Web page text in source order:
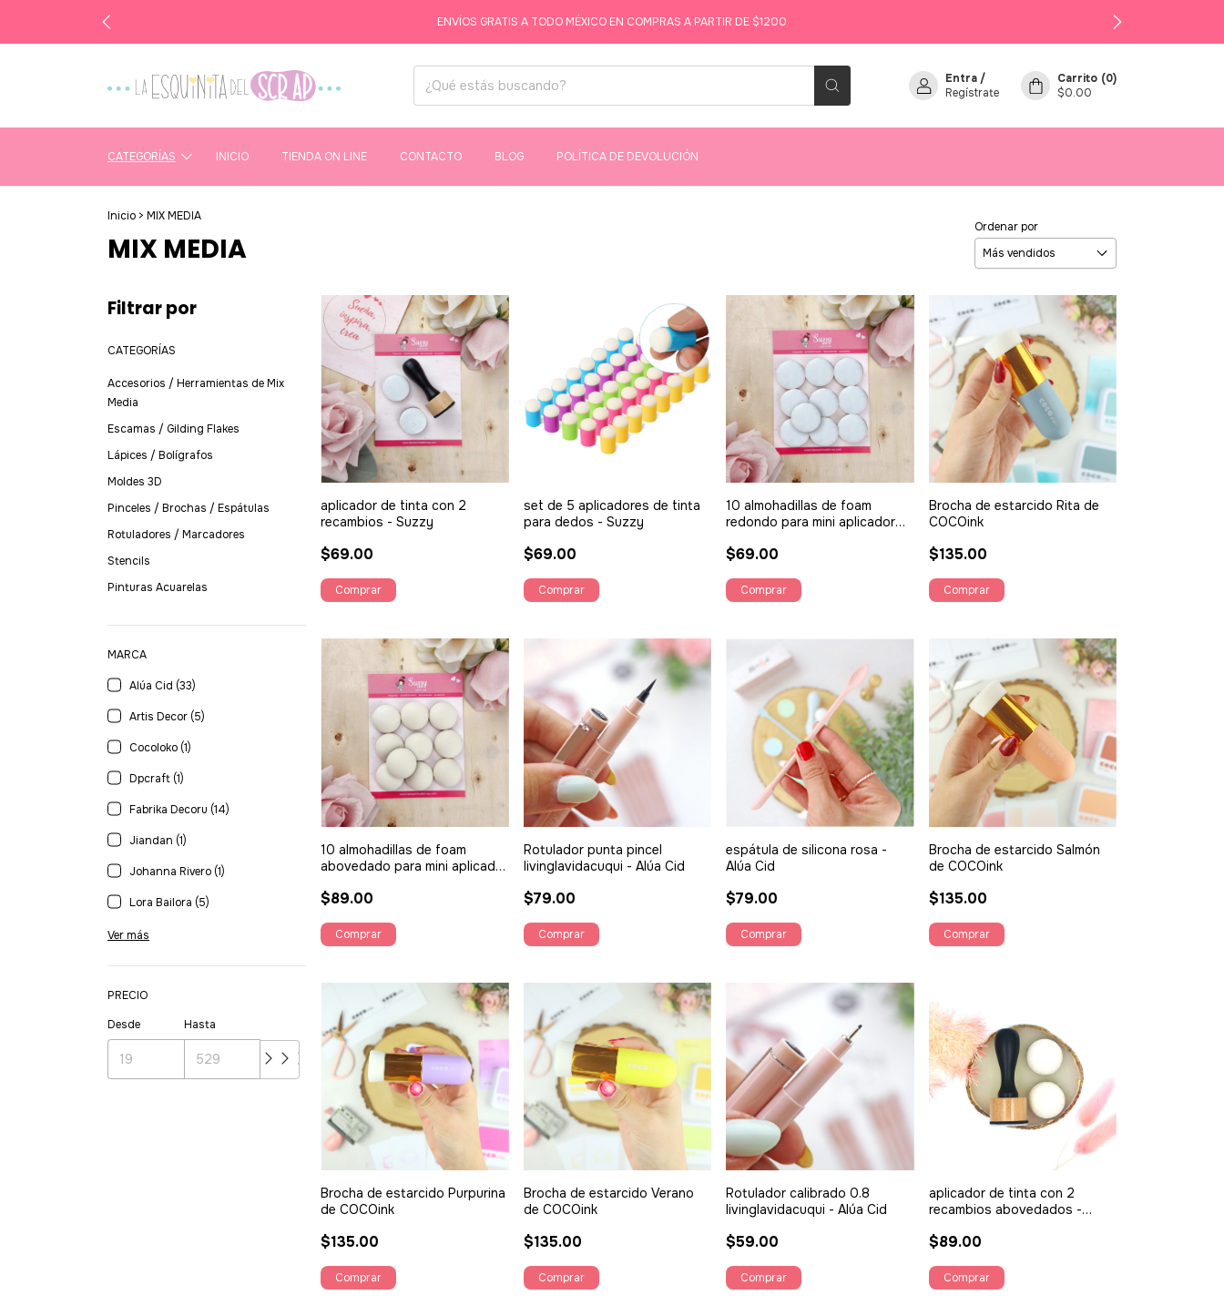
ENVÍOS GRATIS A TODO MÉXICO EN COMPRAS A PARTIR DE $1200
Entra /
Regístrate
Carrito (0)
$0.00
CATEGORÍAS INICIO TIENDA ON LINE CONTACTO BLOG POLÍTICA DE DEVOLUCIÓN
Inicio > MIX MEDIA
MIX MEDIA
Ordenar por
Filtrar por
CATEGORÍAS
Accesorios / Herramientas de Mix
Media
Escamas / Gilding Flakes
Lápices / Bolígrafos
Moldes 3D
Pinceles / Brochas / Espátulas
Rotuladores / Marcadores
Stencils
Pinturas Acuarelas
MARCA
Alúa Cid (33)
Artis Decor (5)
Cocoloko (1)
Dpcraft (1)
Fabrika Decoru (14)
Jiandan (1)
Johanna Rivero (1)
Lora Bailora (5)
Ver más
PRECIO
Desde
Hasta
aplicador de tinta con 2
recambios - Suzzy
$69.00
set de 5 aplicadores de tinta
para dedos - Suzzy
$69.00
10 almohadillas de foam
redondo para mini aplicador
$69.00
Brocha de estarcido Rita de
COCOink
$135.00
10 almohadillas de foam
abovedado para mini aplicador
$89.00
Rotulador punta pincel
livinglavidacuqui - Alúa Cid
$79.00
espátula de silicona rosa -
Alúa Cid
$79.00
Brocha de estarcido Salmón
de COCOink
$135.00
Brocha de estarcido Purpurina
de COCOink
$135.00
Brocha de estarcido Verano
de COCOink
$135.00
Rotulador calibrado 0.8
livinglavidacuqui - Alúa Cid
$59.00
aplicador de tinta con 2
recambios abovedados -
$89.00